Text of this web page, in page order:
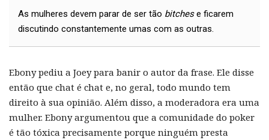
As mulheres devem parar de ser tão bitchese ficarem
discutindo constantemente umas com as outras.
Ebony pediu a Joey para banir o autor da frase. Ele disse
então que chat é chat e, no geral, todo mundo tem
direito à sua opinião. Além disso, a moderadora era uma
mulher. Ebony argumentou que a comunidade do poker
é tão tóxica precisamente porque ninguém presta